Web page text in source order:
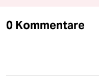
0 Kommentare